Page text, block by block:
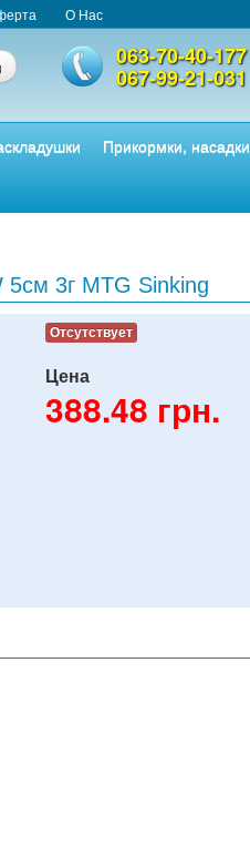
О Нас
063-70-40-177
067-99-21-031
Прикормки, насадки
3г MTG Sinking
Отсутствует
Цена
388.48 грн.